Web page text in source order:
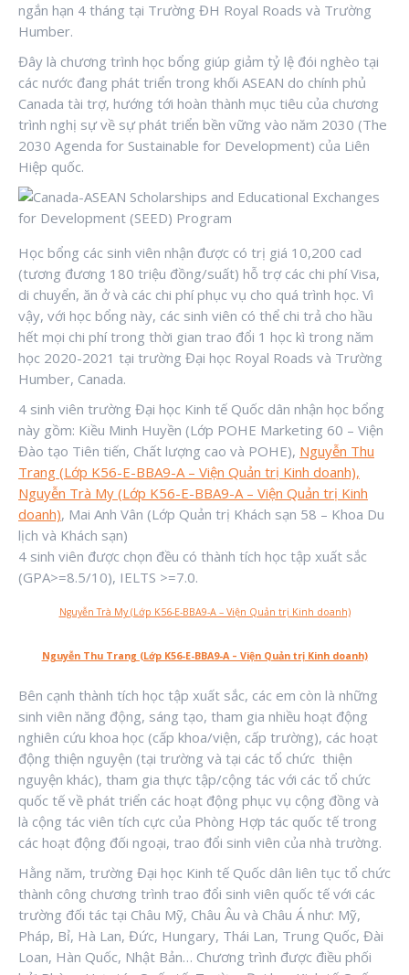
ngắn hạn 4 tháng tại Trường ĐH Royal Roads và Trường
Humber.
Đây là chương trình học bổng giúp giảm tỷ lệ đói nghèo tại
các nước đang phát triển trong khối ASEAN do chính phủ
Canada tài trợ, hướng tới hoàn thành mục tiêu của chương
trình nghị sự về sự phát triển bền vững vào năm 2030 (The
2030 Agenda for Sustainable for Development) của Liên
Hiệp quốc.
Học bổng các sinh viên nhận được có trị giá 10,200 cad
(tương đương 180 triệu đồng/suất) hỗ trợ các chi phí Visa,
di chuyển, ăn ở và các chi phí phục vụ cho quá trình học. Vì
vậy, với học bổng này, các sinh viên có thể chi trả cho hầu
hết mọi chi phí trong thời gian trao đổi 1 học kì trong năm
học 2020-2021 tại trường Đại học Royal Roads và Trường
Humber, Canada.
4 sinh viên trường Đại học Kinh tế Quốc dân nhận học bổng
này gồm: Kiều Minh Huyền (Lớp POHE Marketing 60 – Viện
Đào tạo Tiên tiến, Chất lượng cao và POHE), Nguyễn Thu
Trang (Lớp K56-E-BBA9-A – Viện Quản trị Kinh doanh),
Nguyễn Trà My (Lớp K56-E-BBA9-A – Viện Quản trị Kinh
doanh), Mai Anh Vân (Lớp Quản trị Khách sạn 58 – Khoa Du
lịch và Khách sạn)
4 sinh viên được chọn đều có thành tích học tập xuất sắc
(GPA>=8.5/10), IELTS >=7.0.
Nguyễn Trà My (Lớp K56-E-BBA9-A – Viện Quản trị Kinh doanh)
Nguyễn Thu Trang (Lớp K56-E-BBA9-A – Viện Quản trị Kinh doanh)
Bên cạnh thành tích học tập xuất sắc, các em còn là những
sinh viên năng động, sáng tạo, tham gia nhiều hoạt động
nghiên cứu khoa học (cấp khoa/viện, cấp trường), các hoạt
động thiện nguyện (tại trường và tại các tổ chức thiện
nguyện khác), tham gia thực tập/cộng tác với các tổ chức
quốc tế về phát triển các hoạt động phục vụ cộng đồng và
là cộng tác viên tích cực của Phòng Hợp tác quốc tế trong
các hoạt động đối ngoại, trao đổi sinh viên của nhà trường.
Hằng năm, trường Đại học Kinh tế Quốc dân liên tục tổ chức
thành công chương trình trao đổi sinh viên quốc tế với các
trường đối tác tại Châu Mỹ, Châu Âu và Châu Á như: Mỹ,
Pháp, Bỉ, Hà Lan, Đức, Hungary, Thái Lan, Trung Quốc, Đài
Loan, Hàn Quốc, Nhật Bản… Chương trình được điều phối